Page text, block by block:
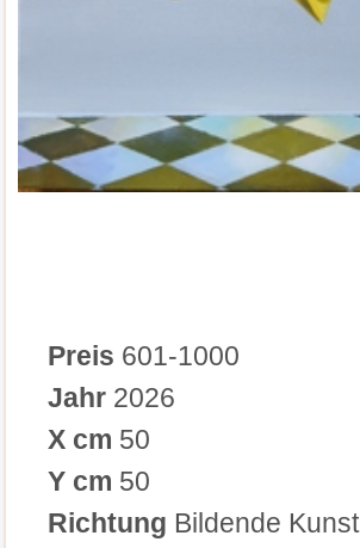
Preis 601-1000
Jahr 2026
X cm 50
Y cm 50
Richtung Bildende Kunst